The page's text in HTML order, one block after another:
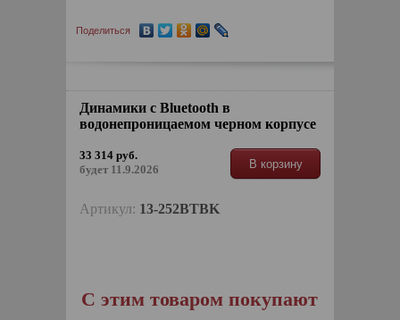
Поделиться
Динамики с Bluetooth в
водонепроницаемом черном корпусе
33 314 руб.
будет 11.9.2026
В корзину
Артикул: 13-252BTBK
С этим товаром покупают